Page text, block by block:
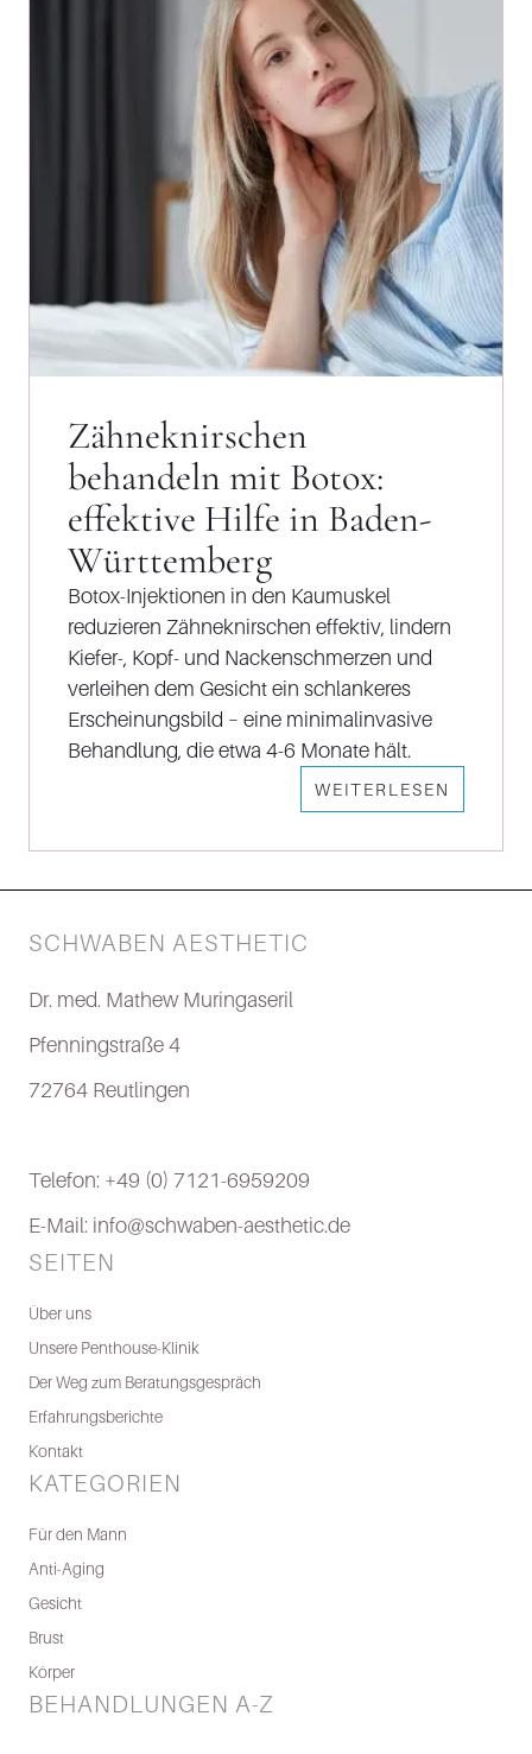
Zähneknirschen
behandeln mit Botox:
effektive Hilfe in Baden-
Württemberg
Botox-Injektionen in den Kaumuskel
reduzieren Zähneknirschen effektiv, lindern
Kiefer-, Kopf- und Nackenschmerzen und
verleihen dem Gesicht ein schlankeres
Erscheinungsbild – eine minimalinvasive
Behandlung, die etwa 4-6 Monate hält.
WEITERLESEN
SCHWABEN AESTHETIC
Dr. med. Mathew Muringaseril
Pfenningstraße 4
72764 Reutlingen
Telefon: +49 (0) 7121-6959209
E-Mail: info@schwaben-aesthetic.de
SEITEN
Über uns
Unsere Penthouse-Klinik
Der Weg zum Beratungsgespräch
Erfahrungsberichte
Kontakt
KATEGORIEN
Für den Mann
Anti-Aging
Gesicht
Brust
Körper
BEHANDLUNGEN A-Z